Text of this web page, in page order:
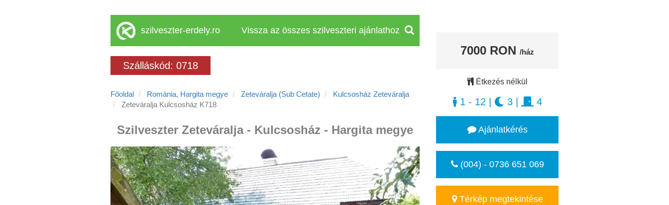
szilveszter-erdely.ro Vissza az összes szilveszteri ajánlathoz
Szálláskód: 0718
Főoldal Románia, Hargita megye Zeteváralja (Sub Cetate)
Kulcsosház Zeteváralja
Zeteváralja Kulcsosház K718
Szilveszter Zeteváralja - Kulcsosház - Hargita megye
7000 RON /ház
Étkezés nélkül
1 - 12 3| 4
Ajánlatkérés
(004) - 0736 651 069
Térkép megtekintése